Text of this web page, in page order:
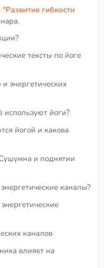
"Развитие гибкости
тексты по йоге
энергетических
используют йоги?
йогой и какова
и поднятии
каналы?
каналов
влияет на